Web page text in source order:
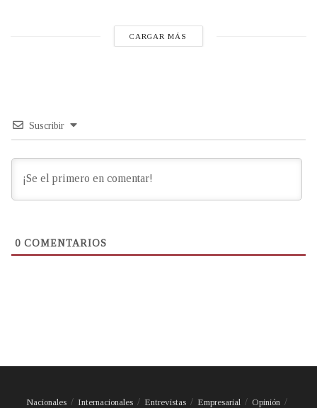
CARGAR MÁS
Suscribir
0 COMENTARIOS
Nacionales Internacionales Entrevistas Empresarial Opinión